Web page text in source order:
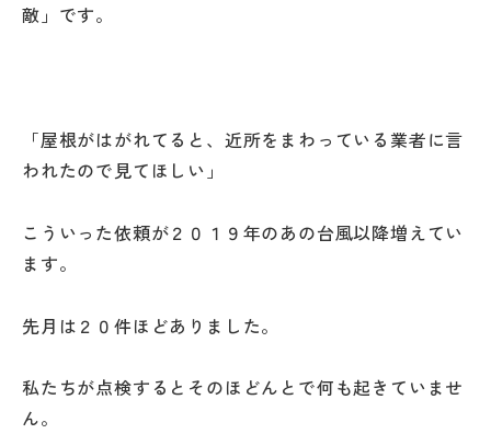
敵」です。
「屋根がはがれてると、近所をまわっている業者に言
われたので見てほしい」
こういった依頼が２０１９年のあの台風以降増えてい
ます。
先月は２０件ほどありました。
私たちが点検するとそのほどんとで何も起きていませ
ん。